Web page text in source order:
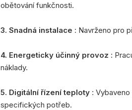
obětování funkčnosti.
3. Snadná instalace : Navrženo pro
4. Energeticky účinný provoz :
náklady.
5. Digitální řízení teploty :
specifických potřeb.